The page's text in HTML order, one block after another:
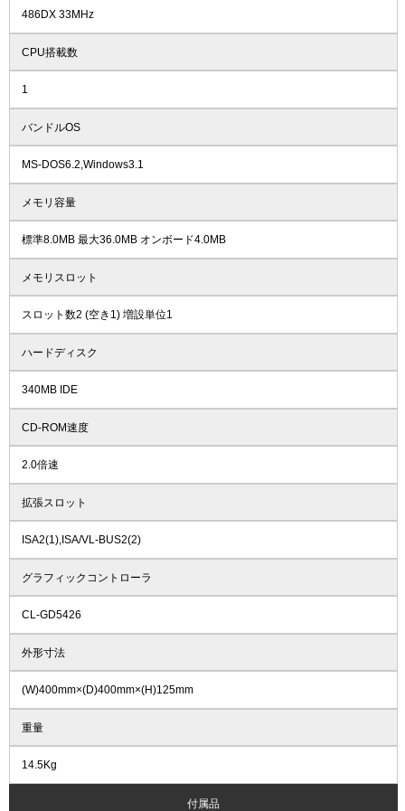
486DX 33MHz
CPU搭載数
1
バンドルOS
MS-DOS6.2,Windows3.1
メモリ容量
標準8.0MB 最大36.0MB オンボード4.0MB
メモリスロット
スロット数2 (空き1) 増設単位1
ハードディスク
340MB IDE
CD-ROM速度
2.0倍速
拡張スロット
ISA2(1),ISA/VL-BUS2(2)
グラフィックコントローラ
CL-GD5426
外形寸法
(W)400mm×(D)400mm×(H)125mm
重量
14.5Kg
付属品